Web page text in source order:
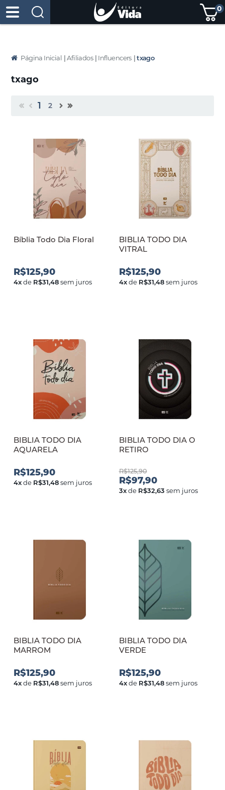
0
Página Inicial | Afiliados | Influencers | txago
txago
1 2
Bíblia Todo Dia Floral
R$125,90
4xde R$31,48sem juros
BIBLIA TODO DIA
VITRAL
R$125,90
4xde R$31,48sem juros
BIBLIA TODO DIA
AQUARELA
R$125,90
4xde R$31,48sem juros
BIBLIA TODO DIA O
RETIRO
R$125,90
R$97,90
3xde R$32,63 sem juros
BIBLIA TODO DIA
MARROM
R$125,90
4xde R$31,48sem juros
BIBLIA TODO DIA
VERDE
R$125,90
4xde R$31,48sem juros